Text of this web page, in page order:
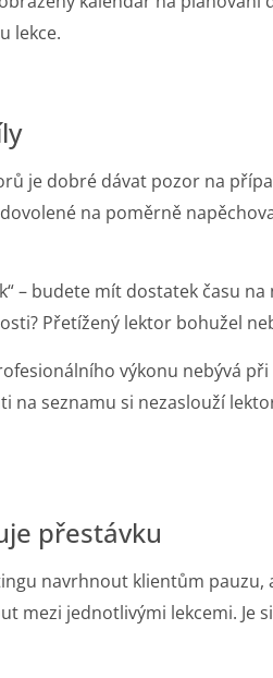
lekce.
je dobré dávat pozor na
na poměrně
– budete mít dostatek času
Přetížený lektor bohužel
výkonu nebývá
na seznamu si nezaslouží
přestávku
navrhnout klientům
mezi jednotlivými lekcemi. Je